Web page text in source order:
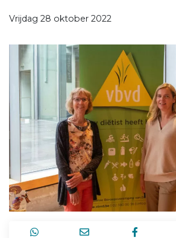
Vrijdag 28 oktober 2022